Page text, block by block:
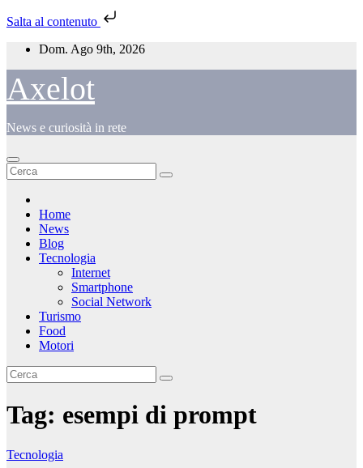
Salta al contenuto
Salta
contenuto
Dom. Ago 9th, 2026
Axelot
News e curiosità in rete
Home
News
Blog
Tecnologia
Internet
Smartphone
Social Network
Turismo
Food
Motori
Tag: esempi di prompt
Tecnologia